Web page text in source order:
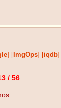
ImgOps iqdb
/ 56